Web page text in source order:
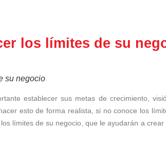
los límites de su
su negocio
establecer sus metas de crecimiento,
esto de forma realista, si no conoce los
límites de su negocio, que le ayudarán a